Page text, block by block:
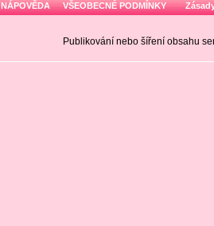
NÁPOVĚDA VŠEOBECNÉ PODMÍNKY
Publikování nebo šíření obsahu